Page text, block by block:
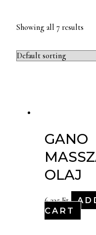
Showing all 7 results
GANO
OLAJ
6,335Ft
CART